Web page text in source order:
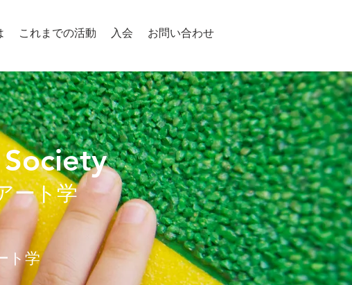
これまでの活動 入会 お問い合わせ
ート学
ト学